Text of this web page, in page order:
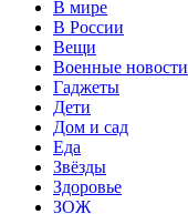
В мире
В России
Вещи
Военные новости
Гаджеты
Дети
Дом и сад
Еда
Звёзды
Здоровье
ЗОЖ